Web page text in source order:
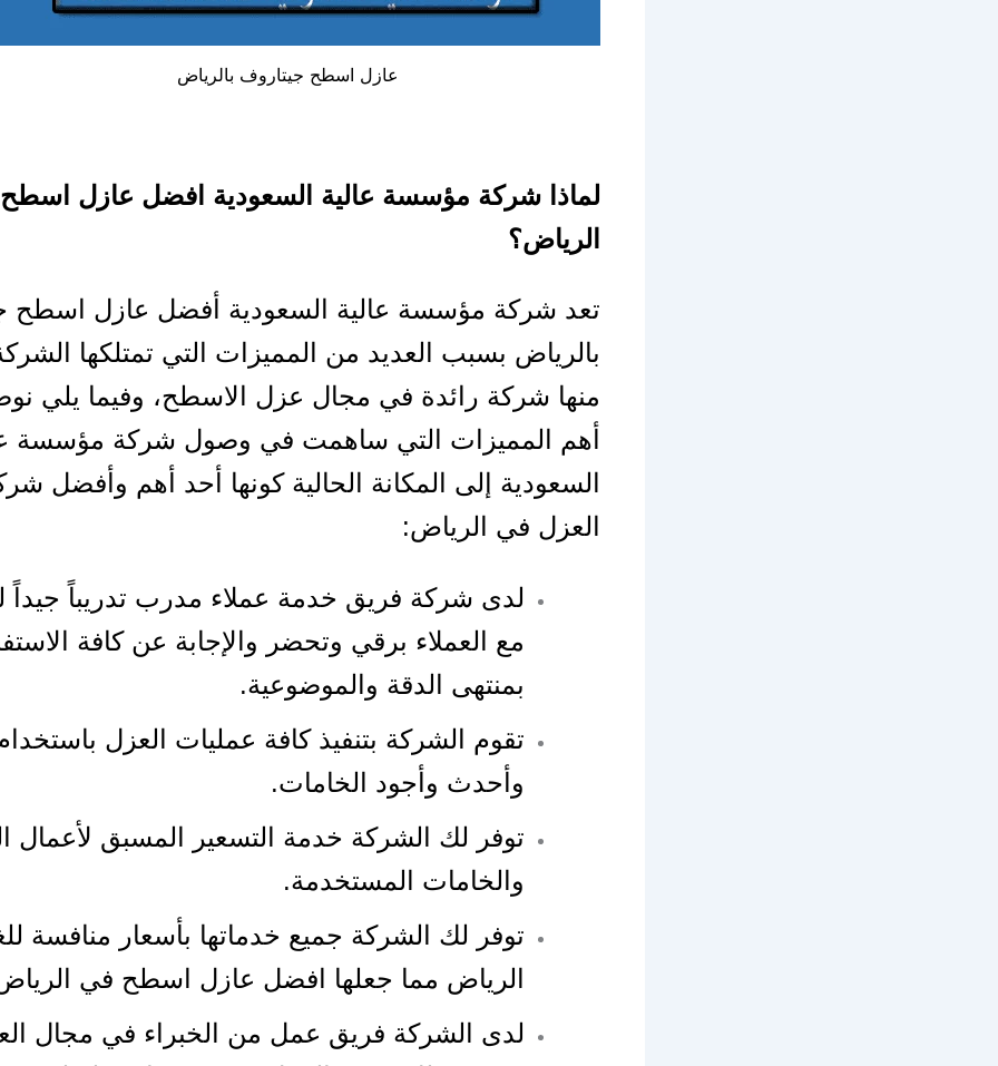
عازل اسطح جيتاروف بالرياض
لماذا شركة مؤسسة عالية السعودية افضل عازل
الرياض؟
تعد شركة مؤسسة عالية السعودية أفضل عازل اسطح
بالرياض بسبب العديد من المميزات التي تمتلكها
منها شركة رائدة في مجال عزل الاسطح، وفيما يلي
أهم المميزات التي ساهمت في وصول شركة مؤسسة
السعودية إلى المكانة الحالية كونها أحد أهم وأفضل
العزل في الرياض:
لدى شركة فريق خدمة عملاء مدرب تدريباً جيداً
مع العملاء برقي وتحضر والإجابة عن كافة
بمنتهى الدقة والموضوعية.
تقوم الشركة بتنفيذ كافة عمليات العزل
وأحدث وأجود الخامات.
توفر لك الشركة خدمة التسعير المسبق لأعمال
والخامات المستخدمة.
توفر لك الشركة جميع خدماتها بأسعار منافسة
الرياض مما جعلها افضل عازل اسطح في
لدى الشركة فريق عمل من الخبراء في مجال